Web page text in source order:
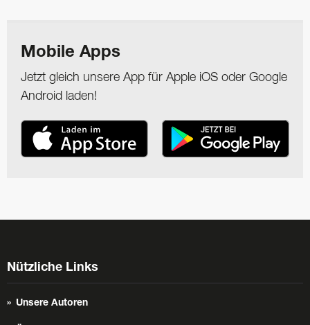
Mobile Apps
Jetzt gleich unsere App für Apple iOS oder Google
Android laden!
Nützliche Links
Unsere Autoren